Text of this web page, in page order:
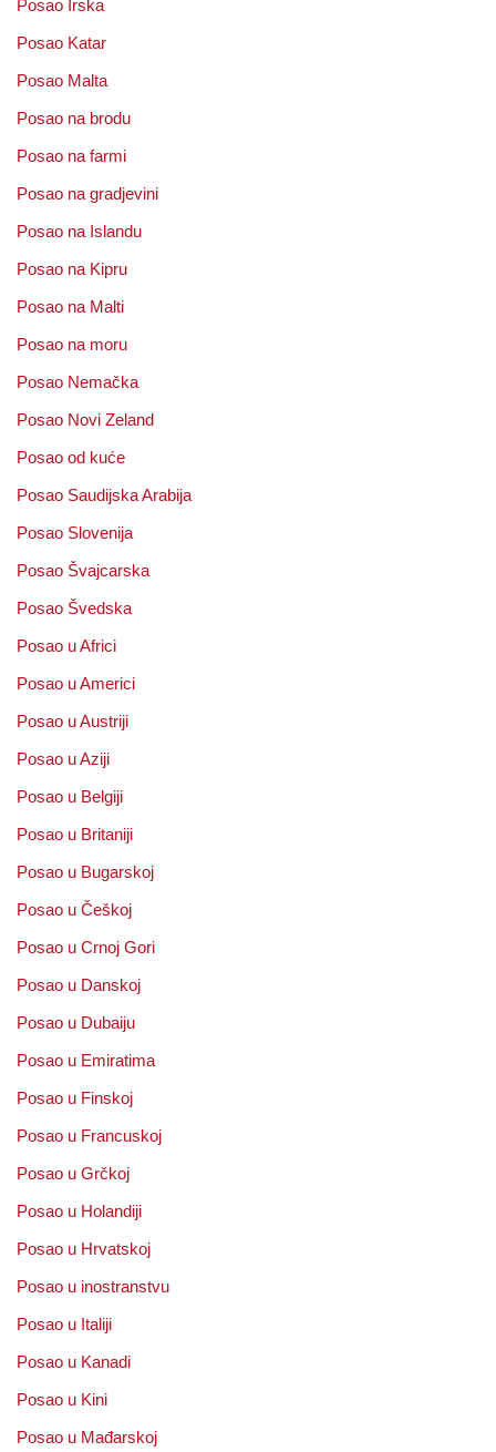
Posao Irska
Posao Katar
Posao Malta
Posao na brodu
Posao na farmi
Posao na gradjevini
Posao na Islandu
Posao na Kipru
Posao na Malti
Posao na moru
Posao Nemačka
Posao Novi Zeland
Posao od kuće
Posao Saudijska Arabija
Posao Slovenija
Posao Švajcarska
Posao Švedska
Posao u Africi
Posao u Americi
Posao u Austriji
Posao u Aziji
Posao u Belgiji
Posao u Britaniji
Posao u Bugarskoj
Posao u Češkoj
Posao u Crnoj Gori
Posao u Danskoj
Posao u Dubaiju
Posao u Emiratima
Posao u Finskoj
Posao u Francuskoj
Posao u Grčkoj
Posao u Holandiji
Posao u Hrvatskoj
Posao u inostranstvu
Posao u Italiji
Posao u Kanadi
Posao u Kini
Posao u Mađarskoj